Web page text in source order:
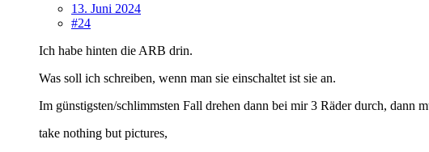
13. Juni 2024
#24
Ich habe hinten die ARB drin.
Was soll ich schreiben, wenn man sie einschaltet ist sie an.
Im günstigsten/schlimmsten Fall drehen dann bei mir 3 Räder durch, dann
take nothing but pictures,